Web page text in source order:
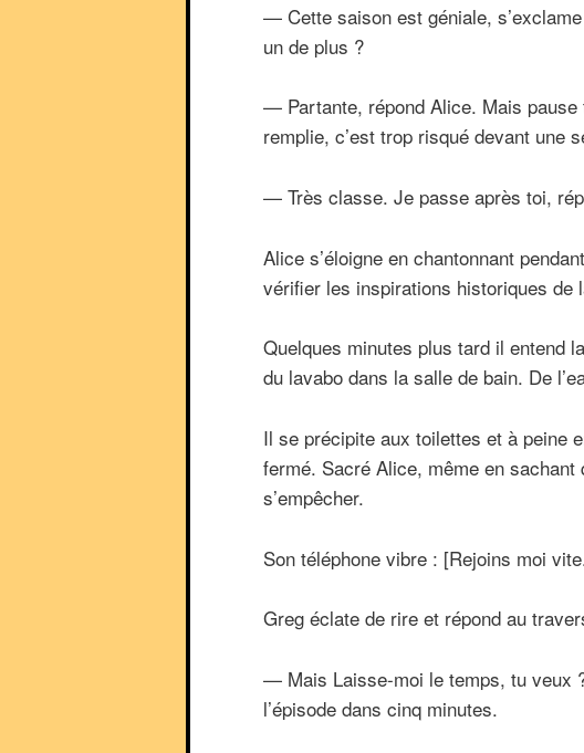
— Cette saison est géniale,
un de plus ?
— Partante, répond Alice. Mais
remplie, c’est trop risqué devant une
— Très classe. Je passe après toi,
Alice s’éloigne en chantonnant
vérifier les inspirations historiques de
Quelques minutes plus tard il entend
du lavabo dans la salle de bain. De
Il se précipite aux toilettes et à peine
fermé. Sacré Alice, même en sachant
s’empêcher.
Son téléphone vibre : [Rejoins moi
Greg éclate de rire et répond au
— Mais Laisse-moi le temps, tu veux
l’épisode dans cinq minutes.